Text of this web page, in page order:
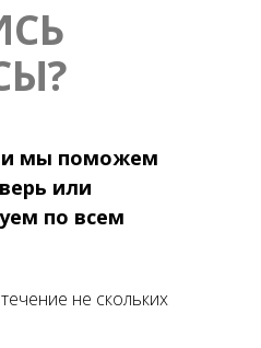
мы поможем
или
по всем
не скольких